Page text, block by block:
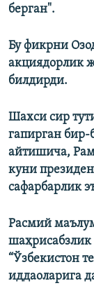
берган".
Бу фикрни
акциядорлик
билдирди.
Шахси сир
гапирган
айтишича,
куни
сафарбарлик
Расмий
шаҳрисабзлик
“Ўзбекистон
иддаоларига